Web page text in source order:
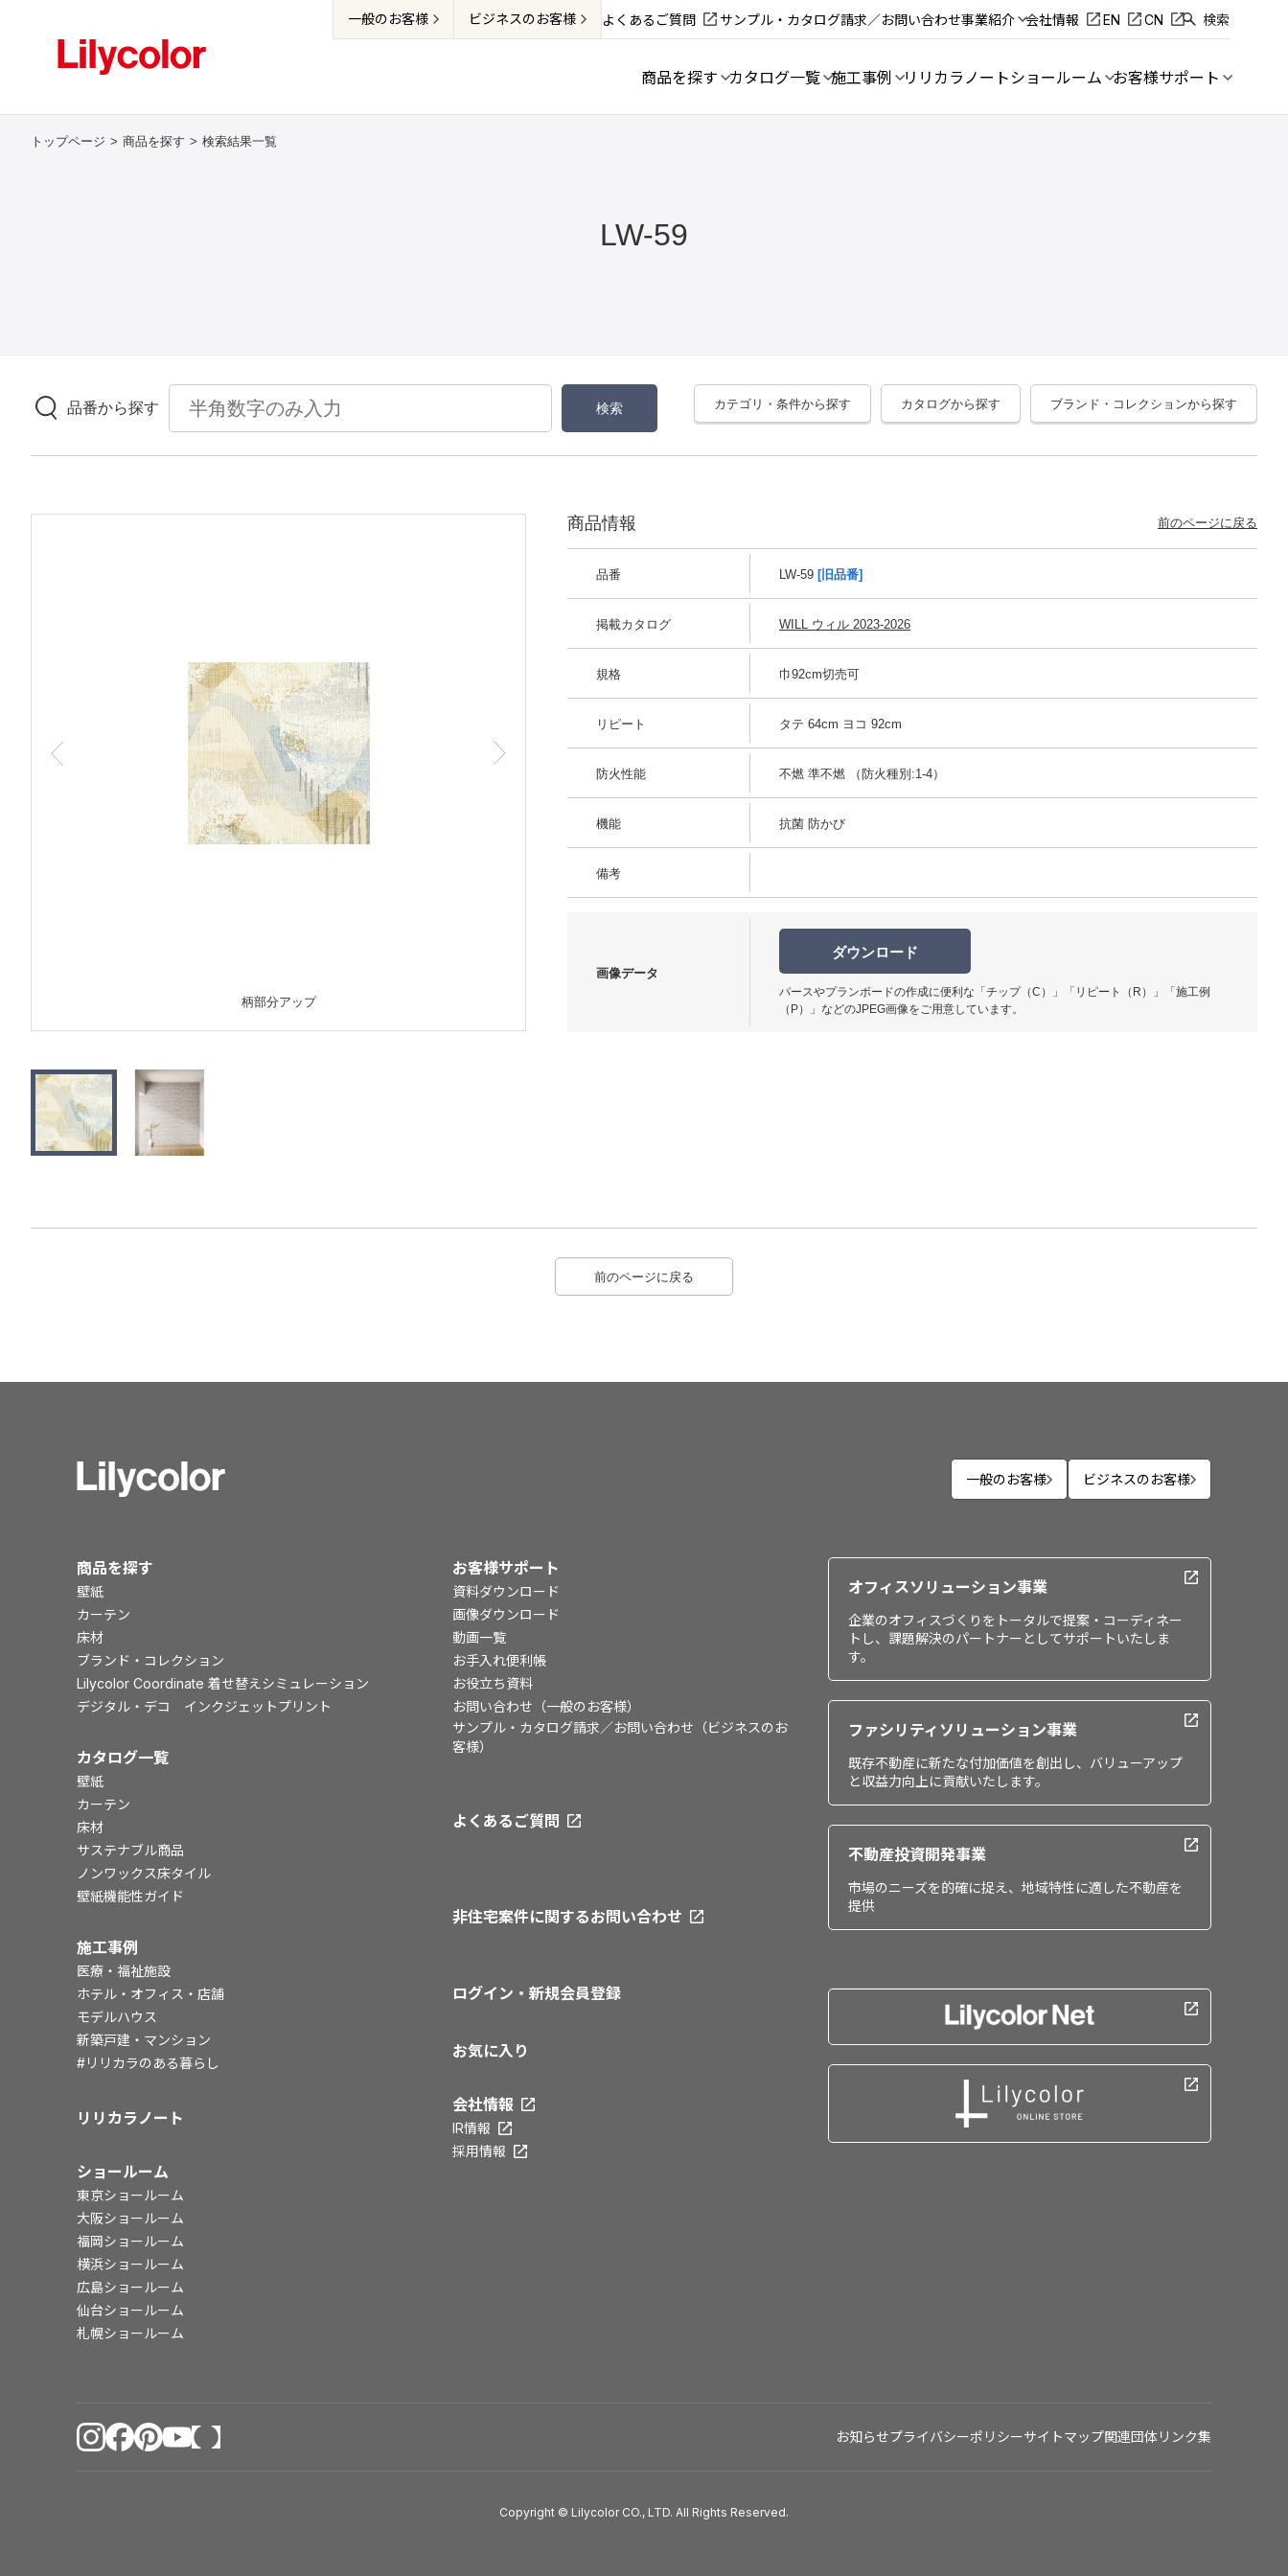
一般のお客様 ビジネスのお客様 よくあるご質問 サンプル・カタログ請求／お問い合わせ事業紹介 会社情報 EN CN 検索
商品を探す カタログ一覧 施工事例 リリカラノートショールーム お客様サポート
トップページ 商品を探す 検索結果一覧
LW-59
品番から探す カテゴリ・条件から探す カタログから探す ブランド・コレクションから探す
柄部分アップ 使用イメージ
商品情報 前のページに戻る
品番 LW-59 [旧品番]
掲載カタログ WILL ウィル 2023-2026
規格 巾92cm切売可
リピート タテ 64cm ヨコ 92cm
防火性能 不燃 準不燃 （防火種別:1-4）
機能 抗菌 防かび
備考
画像データ
ダウンロード
パースやプランボードの作成に便利な「チップ（C）」「リピート（R）」「施工例
（P）」などのJPEG画像をご用意しています。
前のページに戻る
一般のお客様 ビジネスのお客様
商品を探す
壁紙
カーテン
床材
ブランド・コレクション
Lilycolor Coordinate 着せ替えシミュレーション
デジタル・デコ インクジェットプリント
カタログ一覧
壁紙
カーテン
床材
サステナブル商品
ノンワックス床タイル
壁紙機能性ガイド
施工事例
医療・福祉施設
ホテル・オフィス・店舗
モデルハウス
新築戸建・マンション
#リリカラのある暮らし
リリカラノート
ショールーム
東京ショールーム
大阪ショールーム
福岡ショールーム
横浜ショールーム
広島ショールーム
仙台ショールーム
札幌ショールーム
お客様サポート
資料ダウンロード
画像ダウンロード
動画一覧
お手入れ便利帳
お役立ち資料
お問い合わせ（一般のお客様）
サンプル・カタログ請求／お問い合わせ（ビジネスのお
客様）
よくあるご質問
非住宅案件に関するお問い合わせ
ログイン・新規会員登録
お気に入り
会社情報
IR情報
採用情報
オフィスソリューション事業
企業のオフィスづくりをトータルで提案・コーディネー
トし、課題解決のパートナーとしてサポートいたしま
す。
ファシリティソリューション事業
既存不動産に新たな付加価値を創出し、バリューアップ
と収益力向上に貢献いたします。
不動産投資開発事業
市場のニーズを的確に捉え、地域特性に適した不動産を
提供
お知らせプライバシーポリシーサイトマップ関連団体リンク集
Copyright © Lilycolor CO., LTD. All Rights Reserved.